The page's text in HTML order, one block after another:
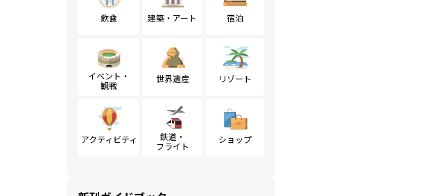
飲食 建築・アート 宿泊
イベント・
観戦
世界遺産 リゾート
アクティビティ
鉄道・
フライト
ショップ